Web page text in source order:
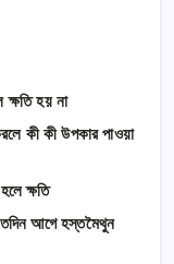
হয় না
কী কী উপকার পাওয়া
ক্ষতি
আগে হস্তমৈথুন